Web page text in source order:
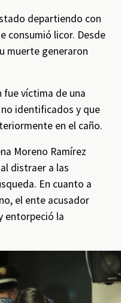
departiendo con
consumió licor. Desde
muerte generaron
fue víctima de una
identificados y que
en el caño.
Moreno Ramírez
distraer a las
En cuanto a
el ente acusador
entorpeció la